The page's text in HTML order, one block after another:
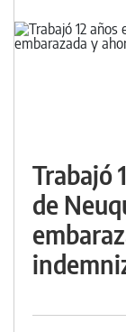
Trabajó
de